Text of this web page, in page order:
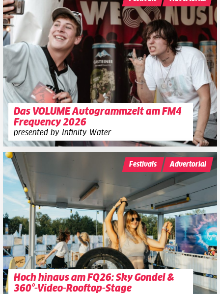
Das VOLUME Autogrammzelt am FM4
Frequency 2026
presented by Infinity Water
Hoch hinaus am FQ26: Sky Gondel &
360°-Video-Rooftop-Stage
Festivals Advertorial